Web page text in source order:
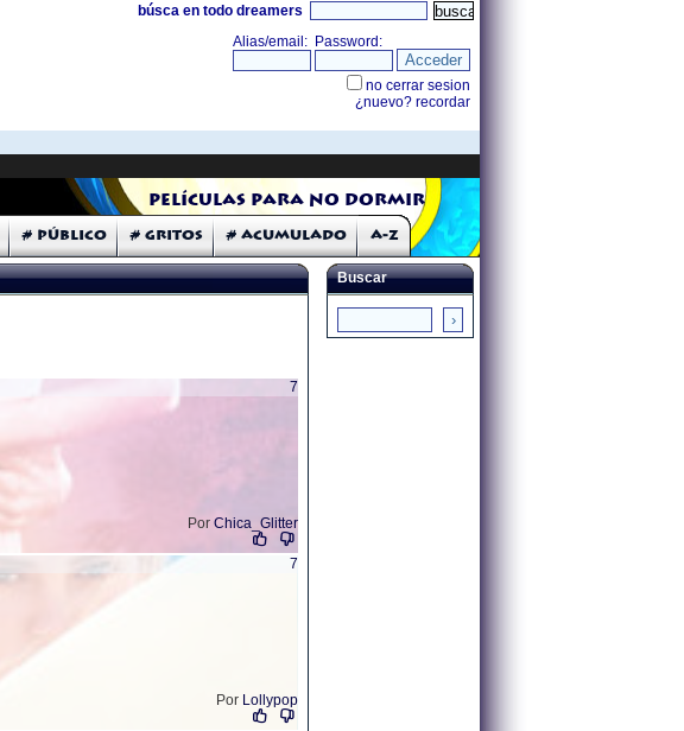
búsca en todo dreamers
Películas para no dormir
# Público # Gritos # Acumulado A-Z
7
Por Chica_Glitter
7
Por Lollypop
Buscar